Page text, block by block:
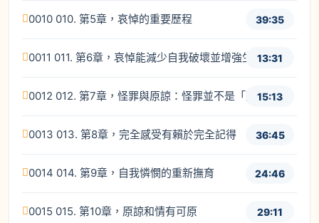
0010 010. 第5章，哀悼的重要歷程 39:35
0011 011. 第6章，哀悼能減少自我破壞並增強生命力
13:31
0012 012. 第7章，怪罪與原諒：怪罪並不是「髒話」
15:13
0013 013. 第8章，完全感受有賴於完全記得 36:45
0014 014. 第9章，自我憐憫的重新撫育 24:46
0015 015. 第10章，原諒和情有可原 29:11